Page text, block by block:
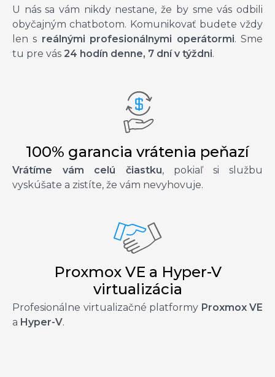
U nás sa vám nikdy nestane, že by sme vás odbili
obyčajným chatbotom. Komunikovať budete vždy
len s reálnými profesionálnymi operátormi. Sme
tu pre vás 24 hodín denne, 7 dní v týždni.
100% garancia vrátenia peňazí
Vrátíme vám celú čiastku, pokiaľ si službu
vyskúšate a zistíte, že vám nevyhovuje.
Proxmox VE a Hyper-V
virtualizácia
Profesionálne virtualizačné platformy Proxmox VE
a Hyper-V.